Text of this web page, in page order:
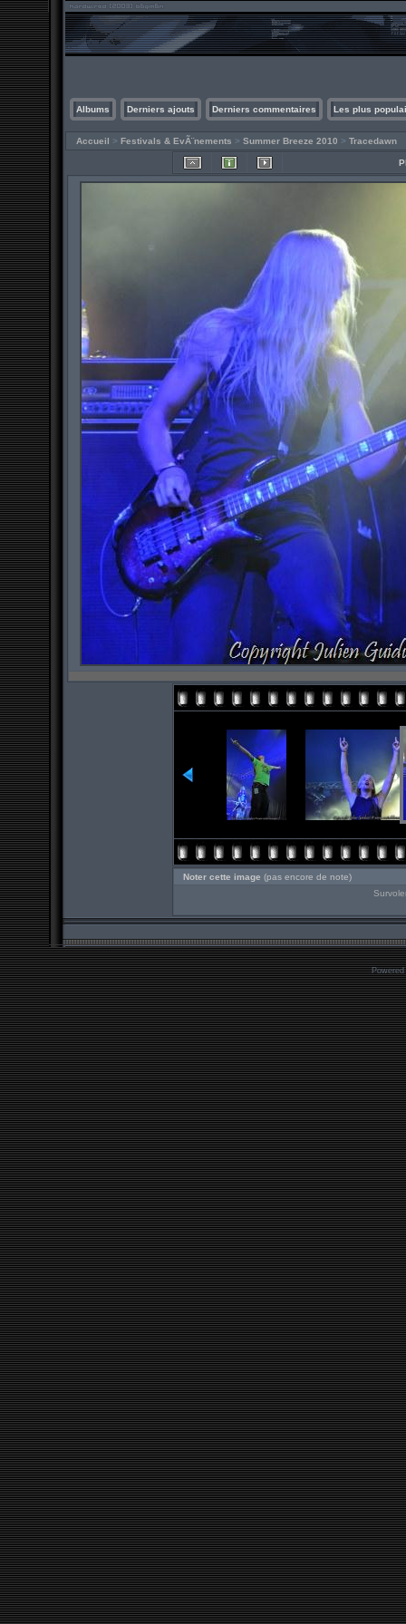
Albums Derniers ajouts Derniers commentaires Les plus
Accueil > Festivals & EvÃ¨nements > Summer Breeze 2010 > Tracedawn
Noter cette image (pas encore de note)